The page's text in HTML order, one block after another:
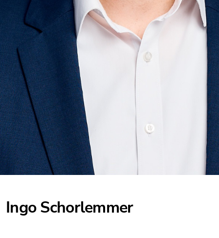
Ingo Schorlemmer